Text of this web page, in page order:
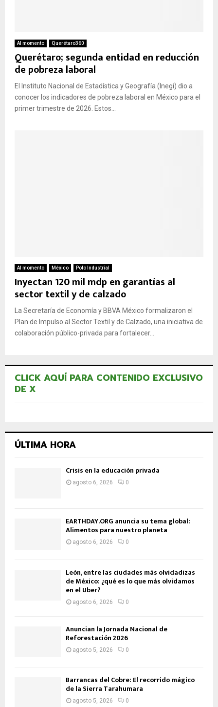
Al momento Querétaro360
Querétaro; segunda entidad en reducción
de pobreza laboral
El Instituto Nacional de Estadística y Geografía (Inegi) dio a
conocer los indicadores de pobreza laboral en México para el
primer trimestre de 2026. Estos...
Al momento México Polo Industrial
Inyectan 120 mil mdp en garantías al
sector textil y de calzado
La Secretaría de Economía y BBVA México formalizaron el
Plan de Impulso al Sector Textil y de Calzado, una iniciativa de
colaboración público-privada para fortalecer...
CLICK AQUÍ PARA CONTENIDO EXCLUSIVO
DE X
ÚLTIMA HORA
Crisis en la educación privada
agosto 6, 2026 0
EARTHDAY.ORG anuncia su tema global:
Alimentos para nuestro planeta
agosto 6, 2026 0
León, entre las ciudades más olvidadizas
de México: ¿qué es lo que más olvidamos
en el Uber?
agosto 6, 2026 0
Anuncian la Jornada Nacional de
Reforestación 2026
agosto 5, 2026 0
Barrancas del Cobre: El recorrido mágico
de la Sierra Tarahumara
agosto 5, 2026 0